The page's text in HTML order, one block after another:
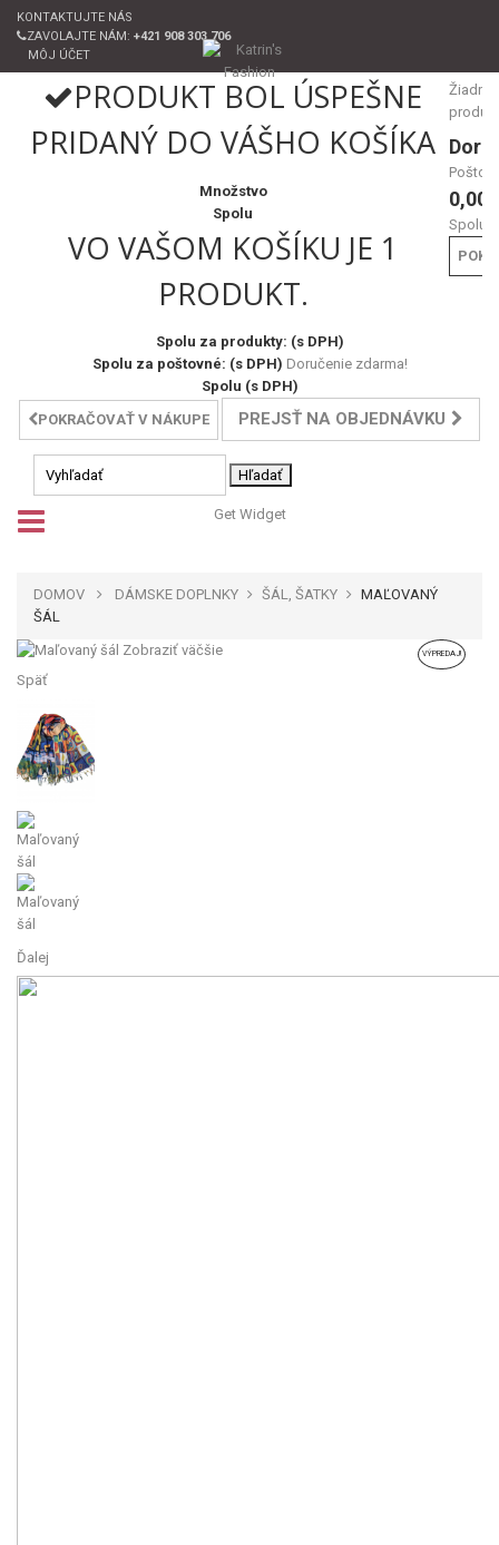
KONTAKTUJTE NÁS
ZAVOLAJTE NÁM: +421 908 303 706
MÔJ ÚČET
Žiadne
0,00
Spolu
PRODUKT BOL ÚSPEŠNE
PRIDANÝ DO VÁŠHO KOŠÍKA
Množstvo
Spolu
VO VAŠOM KOŠÍKU JE 1
PRODUKT.
Spolu za produkty: (s DPH)
Spolu za poštovné: (s DPH) Doručenie zdarma!
Spolu (s DPH)
POKRAČOVAŤ V NÁKUPE
PREJSŤ NA OBJEDNÁVKU
Hľadať
Get Widget
DOMOV DÁMSKE DOPLNKY ŠÁL, ŠATKY
MAĽOVANÝ
ŠÁL
VÝPREDAJ!
Zobraziť väčšie
Späť
Ďalej